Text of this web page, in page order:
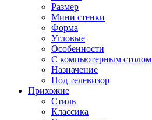
Размер
Мини стенки
Форма
Угловые
Особенности
С компьютерным столом
Назначение
Под телевизор
Прихожие
Стиль
Классика